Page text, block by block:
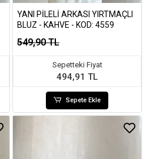
YANI PILELI ARKASI YIRTMAÇLI
BLUZ - KAHVE - KOD: 4559
549,90 TL
Sepetteki Fiyat
494,91 TL
Sepete Ekle